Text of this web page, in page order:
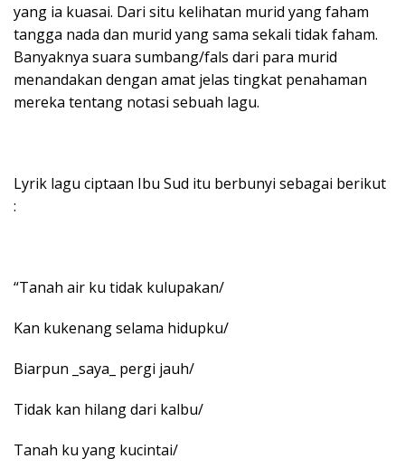
yang ia kuasai. Dari situ kelihatan murid yang faham
tangga nada dan murid yang sama sekali tidak faham.
Banyaknya suara sumbang/fals dari para murid
menandakan dengan amat jelas tingkat penahaman
mereka tentang notasi sebuah lagu.
Lyrik lagu ciptaan Ibu Sud itu berbunyi sebagai berikut
:
“Tanah air ku tidak kulupakan/
Kan kukenang selama hidupku/
Biarpun _saya_ pergi jauh/
Tidak kan hilang dari kalbu/
Tanah ku yang kucintai/